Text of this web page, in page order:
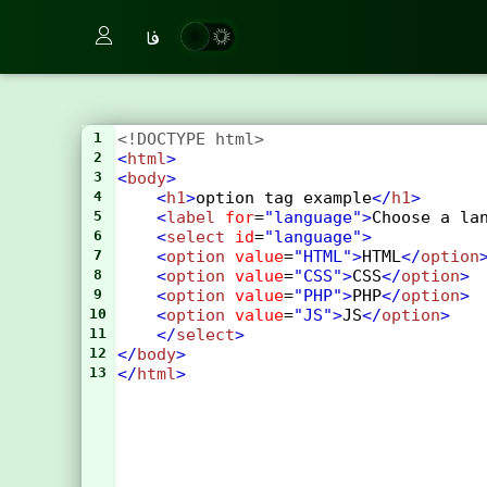
فا
1 <!DOCTYPE html>
2 <html>
3 <body>
4 <h1>option tag example</h1>
5 <label for="language">Choose a
6 <select id="language">
7 <option value="HTML">HTML</option
8 <option value="CSS">CSS</option>
9 <option value="PHP">PHP</option>
10 <option value="JS">JS</option>
11 </select>
12 </body>
13 </html>